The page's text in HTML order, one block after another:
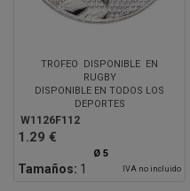
TROFEO DISPONIBLE EN
RUGBY
DISPONIBLE EN TODOS LOS
DEPORTES
W1126F112
1.29 €
Ø 5
Tamaños: 1 IVA no incluido